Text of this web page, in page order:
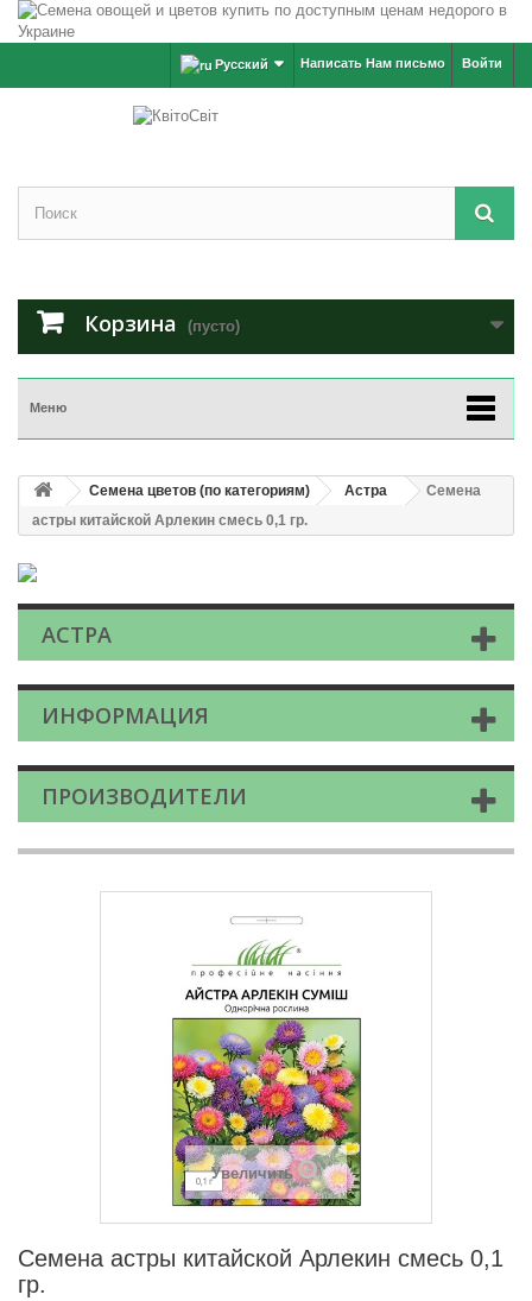
Войти
Написать Нам письмо
Русский
Корзина (пусто)
Меню
Семена цветов (по категориям) Астра
Семена
астры китайской Арлекин смесь 0,1 гр.
АСТРА
ИНФОРМАЦИЯ
ПРОИЗВОДИТЕЛИ
Увеличить
Семена астры китайской Арлекин смесь 0,1
гр.